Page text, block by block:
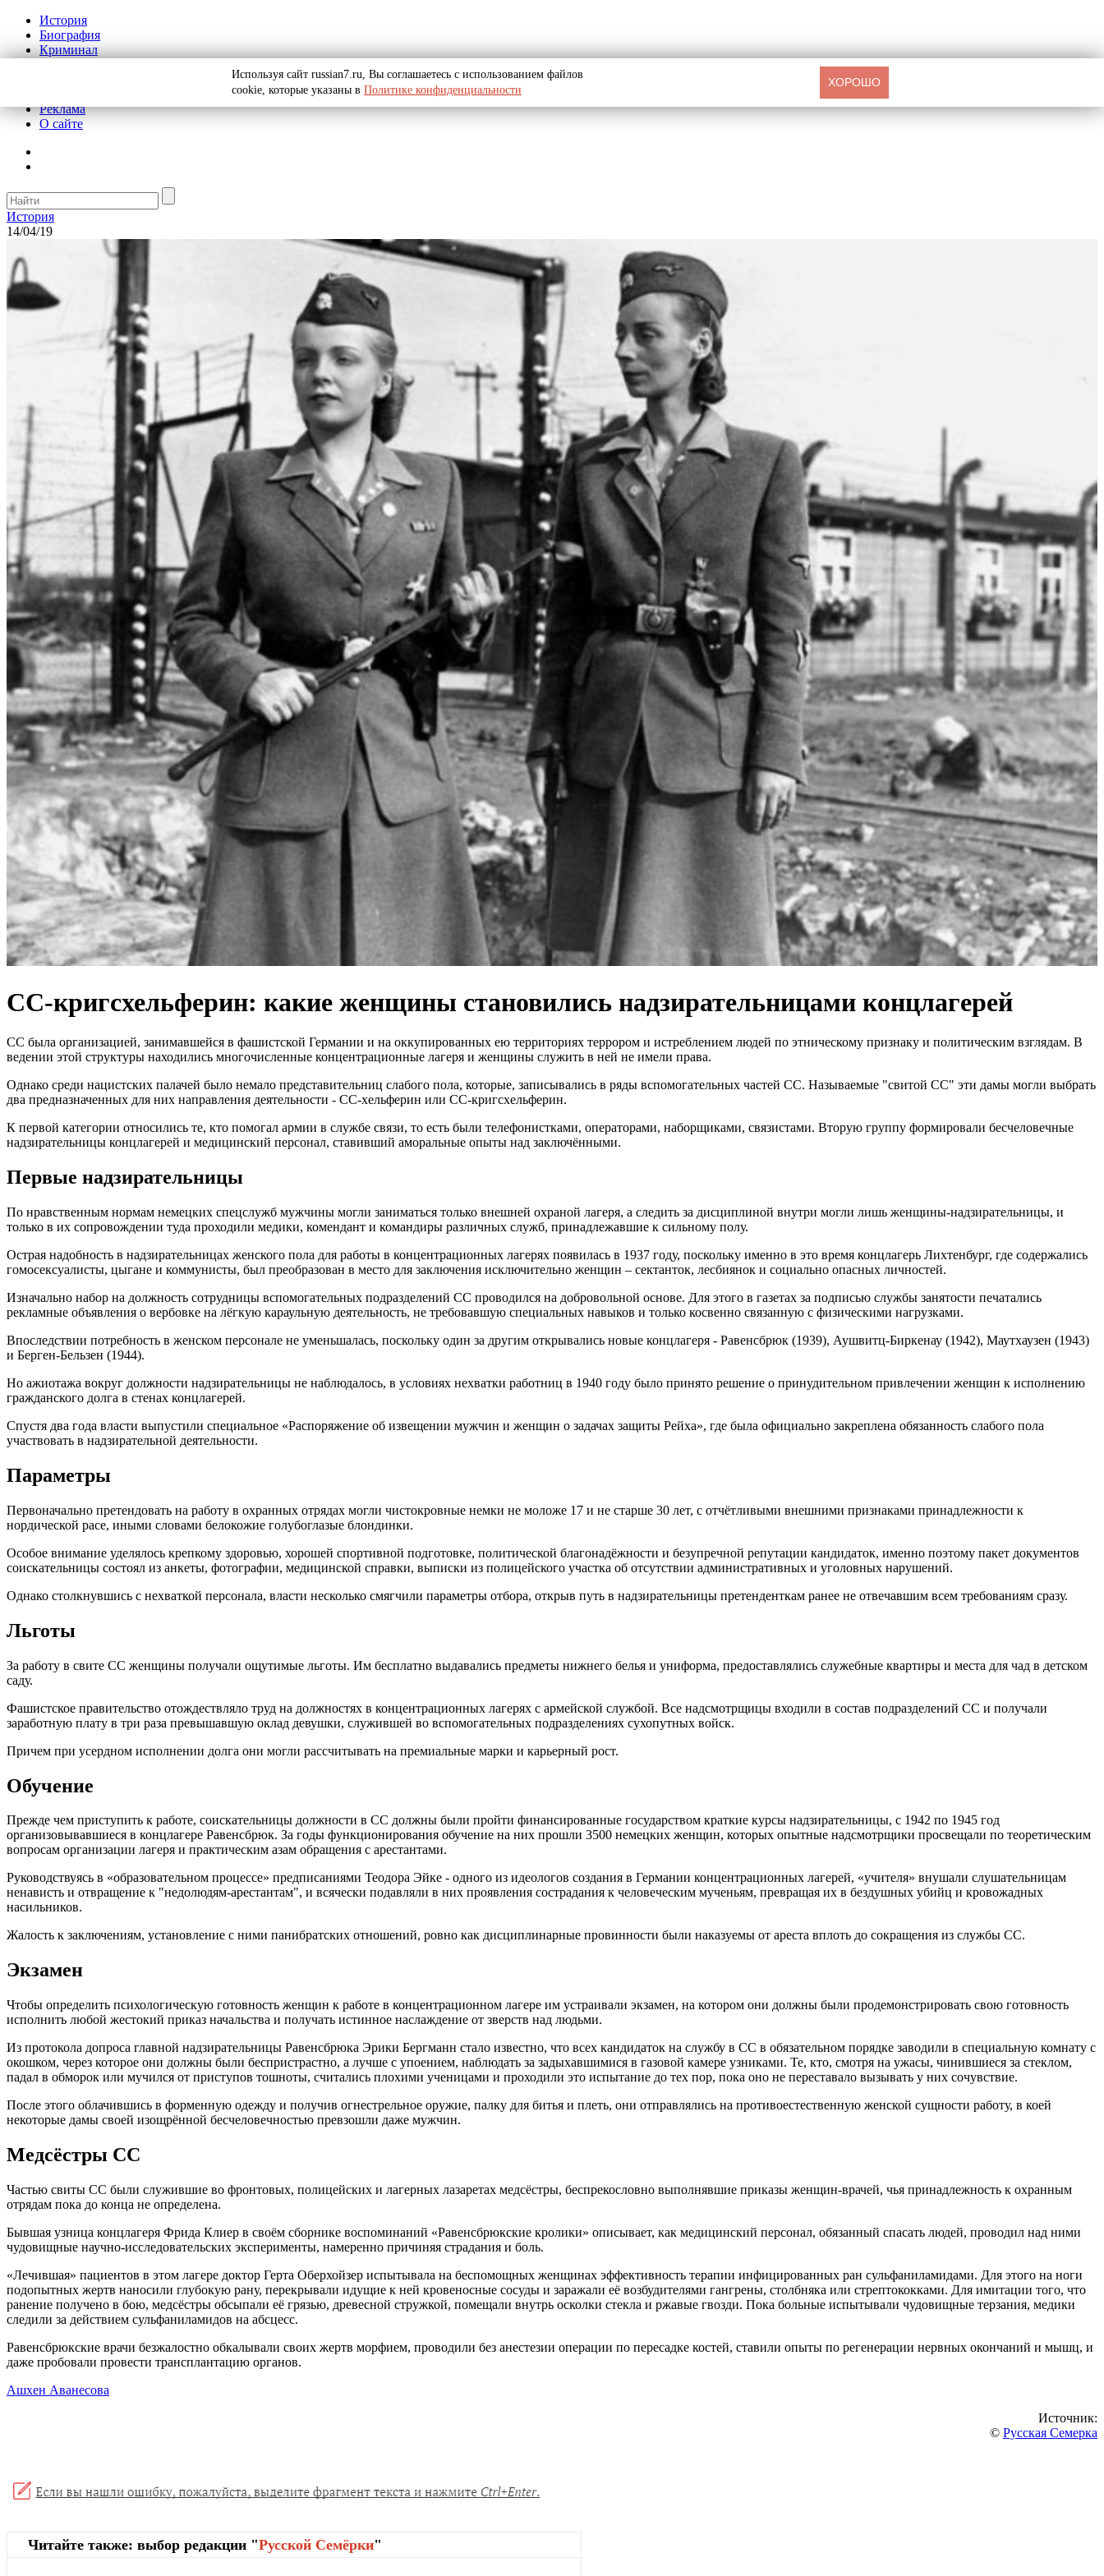
История
Биография
Криминал
Реклама
О сайте
История
14/04/19
СС-кригсхельферин: какие женщины становились надзирательницами концлагерей
СС была организацией, занимавшейся в фашистской Германии и на оккупированных ею территориях террором и истреблением людей по этническому признаку и политическим взглядам. В
ведении этой структуры находились многочисленные концентрационные лагеря и женщины служить в ней не имели права.
Однако среди нацистских палачей было немало представительниц слабого пола, которые, записывались в ряды вспомогательных частей СС. Называемые "свитой СС" эти дамы могли выбрать
два предназначенных для них направления деятельности - СС-хельферин или СС-кригсхельферин.
К первой категории относились те, кто помогал армии в службе связи, то есть были телефонистками, операторами, наборщиками, связистами. Вторую группу формировали бесчеловечные
надзирательницы концлагерей и медицинский персонал, ставивший аморальные опыты над заключёнными.
Первые надзирательницы
По нравственным нормам немецких спецслужб мужчины могли заниматься только внешней охраной лагеря, а следить за дисциплиной внутри могли лишь женщины-надзирательницы, и
только в их сопровождении туда проходили медики, комендант и командиры различных служб, принадлежавшие к сильному полу.
Острая надобность в надзирательницах женского пола для работы в концентрационных лагерях появилась в 1937 году, поскольку именно в это время концлагерь Лихтенбург, где содержались
гомосексуалисты, цыгане и коммунисты, был преобразован в место для заключения исключительно женщин – сектанток, лесбиянок и социально опасных личностей.
Изначально набор на должность сотрудницы вспомогательных подразделений СС проводился на добровольной основе. Для этого в газетах за подписью службы занятости печатались
рекламные объявления о вербовке на лёгкую караульную деятельность, не требовавшую специальных навыков и только косвенно связанную с физическими нагрузками.
Впоследствии потребность в женском персонале не уменьшалась, поскольку один за другим открывались новые концлагеря - Равенсбрюк (1939), Аушвитц-Биркенау (1942), Маутхаузен (1943)
и Берген-Бельзен (1944).
Но ажиотажа вокруг должности надзирательницы не наблюдалось, в условиях нехватки работниц в 1940 году было принято решение о принудительном привлечении женщин к исполнению
гражданского долга в стенах концлагерей.
Спустя два года власти выпустили специальное «Распоряжение об извещении мужчин и женщин о задачах защиты Рейха», где была официально закреплена обязанность слабого пола
участвовать в надзирательной деятельности.
Параметры
Первоначально претендовать на работу в охранных отрядах могли чистокровные немки не моложе 17 и не старше 30 лет, с отчётливыми внешними признаками принадлежности к
нордической расе, иными словами белокожие голубоглазые блондинки.
Особое внимание уделялось крепкому здоровью, хорошей спортивной подготовке, политической благонадёжности и безупречной репутации кандидаток, именно поэтому пакет документов
соискательницы состоял из анкеты, фотографии, медицинской справки, выписки из полицейского участка об отсутствии административных и уголовных нарушений.
Однако столкнувшись с нехваткой персонала, власти несколько смягчили параметры отбора, открыв путь в надзирательницы претенденткам ранее не отвечавшим всем требованиям сразу.
Льготы
За работу в свите СС женщины получали ощутимые льготы. Им бесплатно выдавались предметы нижнего белья и униформа, предоставлялись служебные квартиры и места для чад в детском
саду.
Фашистское правительство отождествляло труд на должностях в концентрационных лагерях с армейской службой. Все надсмотрщицы входили в состав подразделений СС и получали
заработную плату в три раза превышавшую оклад девушки, служившей во вспомогательных подразделениях сухопутных войск.
Причем при усердном исполнении долга они могли рассчитывать на премиальные марки и карьерный рост.
Обучение
Прежде чем приступить к работе, соискательницы должности в СС должны были пройти финансированные государством краткие курсы надзирательницы, с 1942 по 1945 год
организовывавшиеся в концлагере Равенсбрюк. За годы функционирования обучение на них прошли 3500 немецких женщин, которых опытные надсмотрщики просвещали по теоретическим
вопросам организации лагеря и практическим азам обращения с арестантами.
Руководствуясь в «образовательном процессе» предписаниями Теодора Эйке - одного из идеологов создания в Германии концентрационных лагерей, «учителя» внушали слушательницам
ненависть и отвращение к "недолюдям-арестантам", и всячески подавляли в них проявления сострадания к человеческим мученьям, превращая их в бездушных убийц и кровожадных
насильников.
Жалость к заключениям, установление с ними панибратских отношений, ровно как дисциплинарные провинности были наказуемы от ареста вплоть до сокращения из службы СС.
Экзамен
Чтобы определить психологическую готовность женщин к работе в концентрационном лагере им устраивали экзамен, на котором они должны были продемонстрировать свою готовность
исполнить любой жестокий приказ начальства и получать истинное наслаждение от зверств над людьми.
Из протокола допроса главной надзирательницы Равенсбрюка Эрики Бергманн стало известно, что всех кандидаток на службу в СС в обязательном порядке заводили в специальную комнату с
окошком, через которое они должны были беспристрастно, а лучше с упоением, наблюдать за задыхавшимися в газовой камере узниками. Те, кто, смотря на ужасы, чинившиеся за стеклом,
падал в обморок или мучился от приступов тошноты, считались плохими ученицами и проходили это испытание до тех пор, пока оно не переставало вызывать у них сочувствие.
После этого облачившись в форменную одежду и получив огнестрельное оружие, палку для битья и плеть, они отправлялись на противоестественную женской сущности работу, в коей
некоторые дамы своей изощрённой бесчеловечностью превзошли даже мужчин.
Медсёстры СС
Частью свиты СС были служившие во фронтовых, полицейских и лагерных лазаретах медсёстры, беспрекословно выполнявшие приказы женщин-врачей, чья принадлежность к охранным
отрядам пока до конца не определена.
Бывшая узница концлагеря Фрида Клиер в своём сборнике воспоминаний «Равенсбрюкские кролики» описывает, как медицинский персонал, обязанный спасать людей, проводил над ними
чудовищные научно-исследовательских эксперименты, намеренно причиняя страдания и боль.
«Лечившая» пациентов в этом лагере доктор Герта Оберхойзер испытывала на беспомощных женщинах эффективность терапии инфицированных ран сульфаниламидами. Для этого на ноги
подопытных жертв наносили глубокую рану, перекрывали идущие к ней кровеносные сосуды и заражали её возбудителями гангрены, столбняка или стрептококками. Для имитации того, что
ранение получено в бою, медсёстры обсыпали её грязью, древесной стружкой, помещали внутрь осколки стекла и ржавые гвозди. Пока больные испытывали чудовищные терзания, медики
следили за действием сульфаниламидов на абсцесс.
Равенсбрюкские врачи безжалостно обкалывали своих жертв морфием, проводили без анестезии операции по пересадке костей, ставили опыты по регенерации нервных окончаний и мышц, и
даже пробовали провести трансплантацию органов.
Ашхен Аванесова
Источник:
© Русская Семерка
Читайте также: выбор редакции "Русской Cемёрки"
Используя сайт russian7.ru, Вы соглашаетесь с использованием файлов
cookie, которые указаны в Политике конфиденциальности
ХОРОШО